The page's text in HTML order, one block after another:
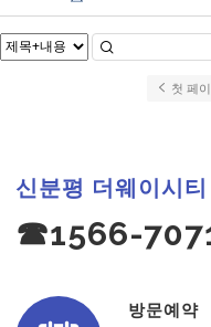
첫 페
신분평 더웨이시티
☎1566-
방문예약